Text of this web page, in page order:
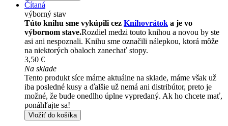
Čítaná
výborný stav
Túto knihu sme vykúpili cez Knihovrátok a je vo
výbornom stave.Rozdiel medzi touto knihou a novou by ste
asi ani nespoznali. Knihu sme označili nálepkou, ktorá môže
na niektorých obaloch zanechať stopy.
3,50 €
Na sklade
Tento produkt síce máme aktuálne na sklade, máme však už
iba posledné kusy a ďalšie už nemá ani distribútor, preto je
možné, že bude onedlho úplne vypredaný. Ak ho chcete mať,
ponáhľajte sa!
Vložiť do košíka